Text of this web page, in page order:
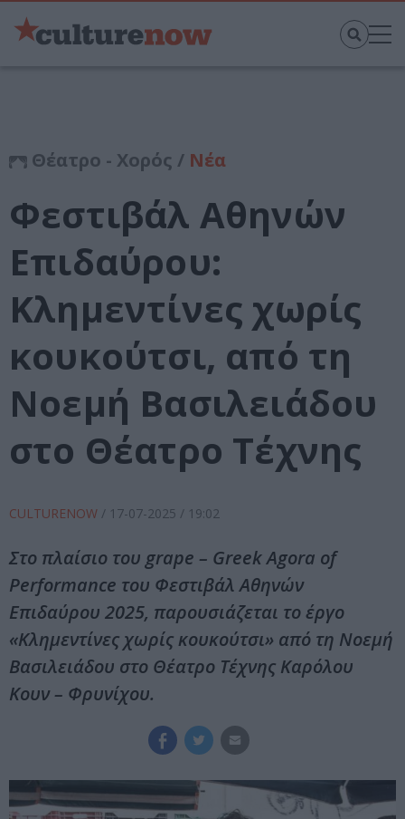
Θέατρο - Χορός / Νέα
Φεστιβάλ Αθηνών
Επιδαύρου:
Κλημεντίνες χωρίς
κουκούτσι, από τη
Νοεμή Βασιλειάδου
στο Θέατρο Τέχνης
CULTURENOW / 17-07-2025 / 19:02
Στο πλαίσιο του grape – Greek Agora of
Performance του Φεστιβάλ Αθηνών
Επιδαύρου 2025, παρουσιάζεται το έργο
«Κλημεντίνες χωρίς κουκούτσι» από τη Νοεμή
Βασιλειάδου στο Θέατρο Τέχνης Καρόλου
Κουν – Φρυνίχου.